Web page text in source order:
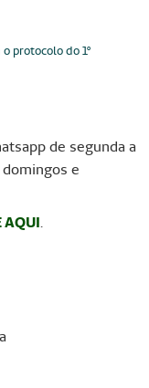
protocolo do 1º
de segunda a
e
AQUI.